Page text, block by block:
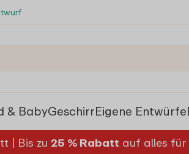
& BabyGeschirrEigene Entwürfe
| Bis zu 25 % Rabatt auf alles für